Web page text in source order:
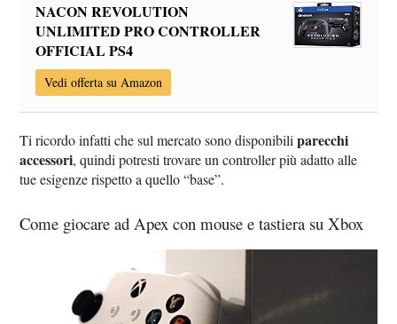
NACON REVOLUTION
UNLIMITED PRO CONTROLLER
OFFICIAL PS4
Vedi offerta su Amazon
Ti ricordo infatti che sul mercato sono disponibiliparecchi
accessori, quindi potresti trovare un controller più adatto alle
tue esigenze rispetto a quello “base”.
Come giocare ad Apex con mouse e tastiera su Xbox